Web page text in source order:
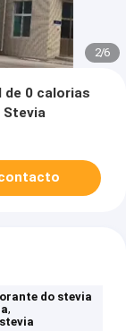
2/6
de 0 calorias
do stevia
,